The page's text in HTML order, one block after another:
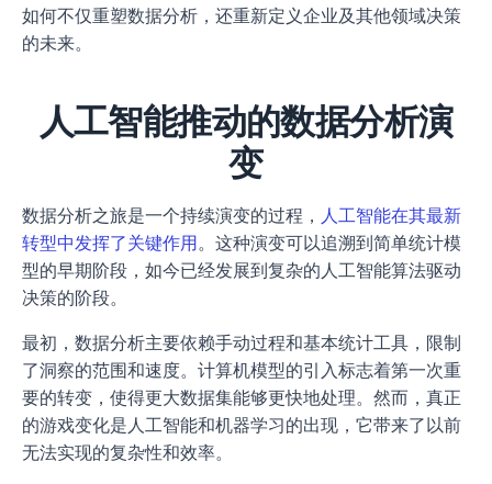
如何不仅重塑数据分析，还重新定义企业及其他领域决策
的未来。
人工智能推动的数据分析演
变
数据分析之旅是一个持续演变的过程， 人工智能在其最新
转型中发挥了关键作用。这种演变可以追溯到简单统计模
型的早期阶段，如今已经发展到复杂的人工智能算法驱动
决策的阶段。
最初，数据分析主要依赖手动过程和基本统计工具，限制
了洞察的范围和速度。计算机模型的引入标志着第一次重
要的转变，使得更大数据集能够更快地处理。然而，真正
的游戏变化是人工智能和机器学习的出现，它带来了以前
无法实现的复杂性和效率。